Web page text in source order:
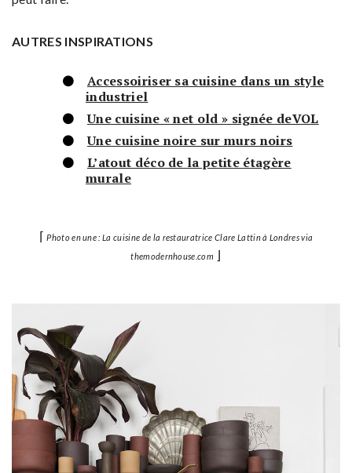
AUTRES INSPIRATIONS
Accessoiriser sa cuisine dans un style
industriel
Une cuisine « net old » signée deVOL
Une cuisine noire sur murs noirs
L’atout déco de la petite étagère
murale
⌈Photo en une : La cuisine de la restauratrice Clare Lattin à Londres via
themodernhouse.com ⌋